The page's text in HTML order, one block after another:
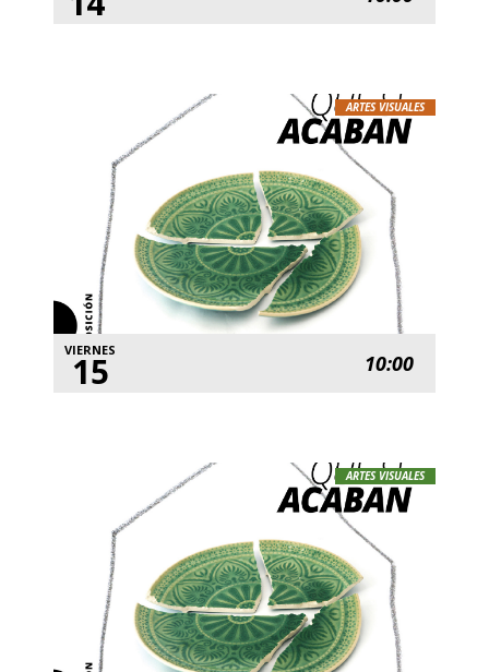
ARTES VISUALES
VIERNES
15 10:00
ARTES VISUALES